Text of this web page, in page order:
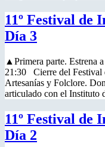
11º Festival de
Día 3
▲Primera parte. Estrena
21:30 Cierre del Festival
Artesanías y Folclore.
articulado con el Instituto
11º Festival de
Día 2